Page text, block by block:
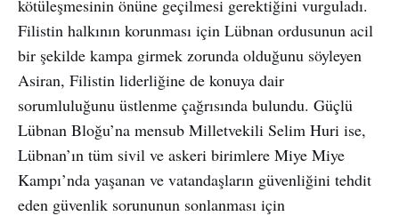
kötüleşmesinin önüne geçilmesi gerektiğini vurguladı.
Filistin halkının korunması için Lübnan ordusunun acil
bir şekilde kampa girmek zorunda olduğunu söyleyen
Asiran, Filistin liderliğine de konuya dair
sorumluluğunu üstlenme çağrısında bulundu. Güçlü
Lübnan Bloğu’na mensub Milletvekili Selim Huri ise,
Lübnan’ın tüm sivil ve askeri birimlere Miye Miye
Kampı’nda yaşanan ve vatandaşların güvenliğini tehdit
eden güvenlik sorununun sonlanması için